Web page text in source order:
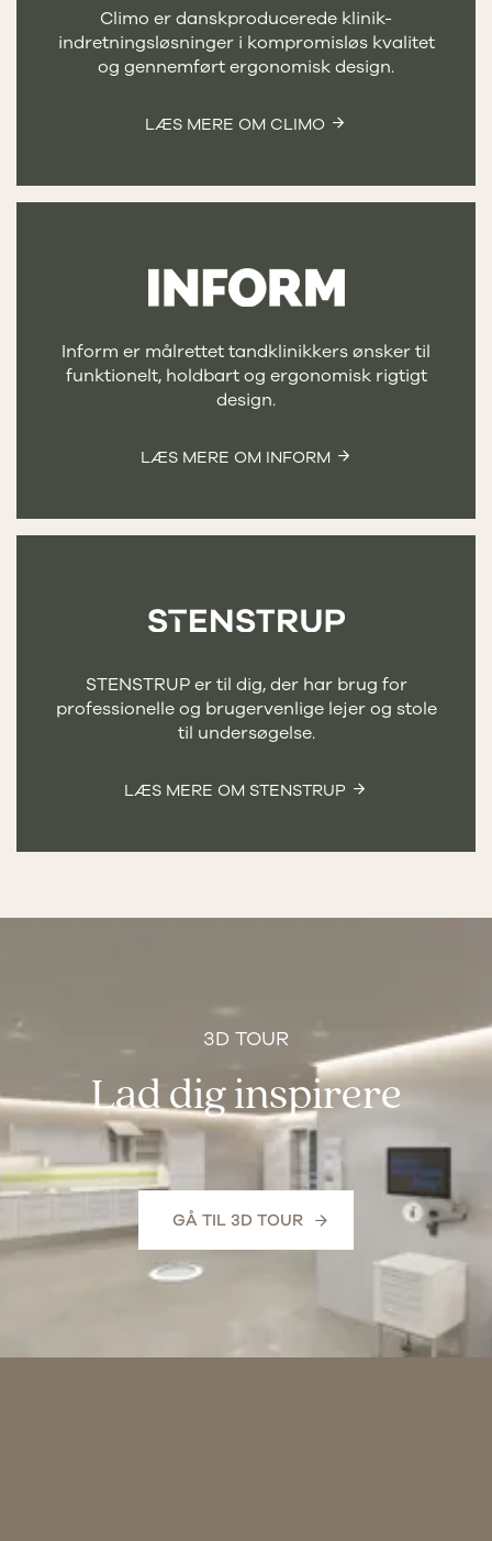
Climo er danskproducerede klinik-
indretningsløsninger i kompromisløs kvalitet
og gennemført ergonomisk design.
LÆS MERE OM CLIMO
Inform er målrettet tandklinikkers ønsker til
funktionelt, holdbart og ergonomisk rigtigt
design.
LÆS MERE OM INFORM
STENSTRUP er til dig, der har brug for
professionelle og brugervenlige lejer og stole
til undersøgelse.
LÆS MERE OM STENSTRUP
3D TOUR
Lad dig inspirere
GÅ TIL 3D TOUR